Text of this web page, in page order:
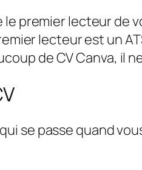
premier lecteur de
lecteur est un
de CV Canva, il
se passe quand